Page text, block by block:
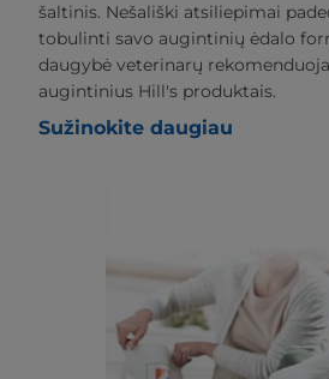
šaltinis. Nešališki atsiliepimai
tobulinti savo augintinių ėdalo
daugybė veterinarų
augintinius Hill's produktais.
Sužinokite daugiau